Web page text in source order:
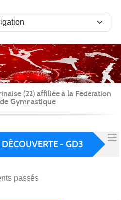
(22) affiliée à la Fédération
Gymnastique
- GD3
passés